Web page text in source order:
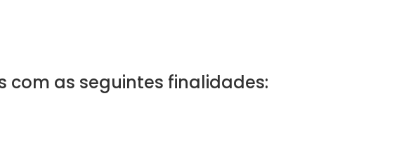
com as seguintes finalidades: